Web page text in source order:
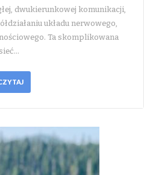
dwukierunkowej komunikacji,
układu nerwowego,
Ta skomplikowana